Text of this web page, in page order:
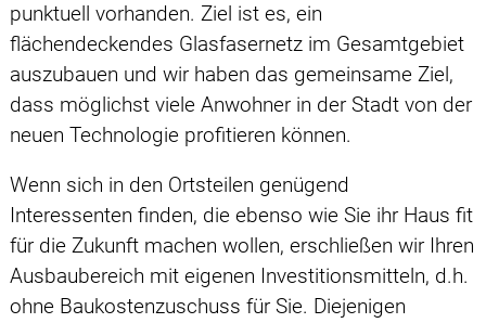
punktuell vorhanden. Ziel ist es, ein
flächendeckendes Glasfasernetz im Gesamtgebiet
auszubauen und wir haben das gemeinsame Ziel,
dass möglichst viele Anwohner in der Stadt von der
neuen Technologie profitieren können.
Wenn sich in den Ortsteilen genügend
Interessenten finden, die ebenso wie Sie ihr Haus fit
für die Zukunft machen wollen, erschließen wir Ihren
Ausbaubereich mit eigenen Investitionsmitteln, d.h.
ohne Baukostenzuschuss für Sie. Diejenigen